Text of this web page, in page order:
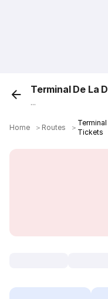
Terminal De La
...
Home ＞ Routes ＞
Tickets